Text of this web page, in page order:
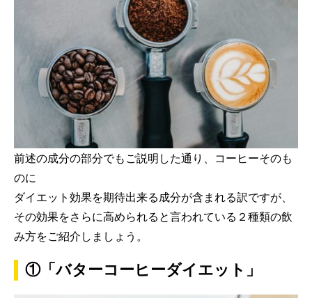
前述の成分の部分でもご説明した通り、コーヒーそのも
のに
ダイエット効果を期待出来る成分が含まれる訳ですが、
その効果をさらに高められると言われている２種類の飲
み方をご紹介しましょう。
①「バターコーヒーダイエット」